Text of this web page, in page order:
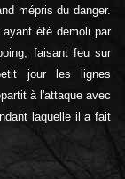
mépris du danger.
été démoli par
faisant feu sur
jour les lignes
à l'attaque avec
laquelle il a fait